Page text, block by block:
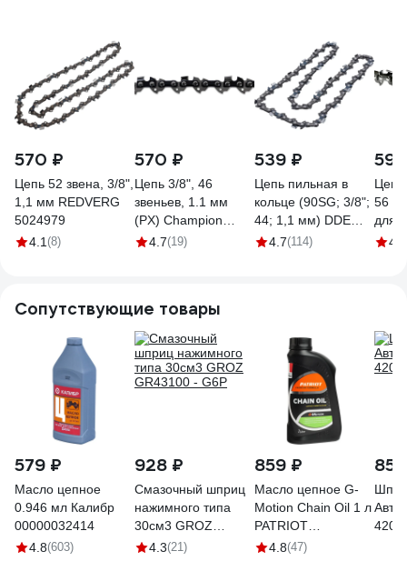
570 ₽
Цепь 52 звена, 3/8",
1,1 мм REDVERG
5024979
4.1 (8)
570 ₽
Цепь 3/8", 46
звеньев, 1.1 мм
(PX) Champion
A043-PX-46E
4.7(19)
539 ₽
Цепь пильная в
кольце (90SG; 3/8";
44; 1,1 мм) DDE
249-235
4.7(114)
56
для
4.5
Сопутствующие товары
579 ₽
Масло цепное
0.946 мл Калибр
00000032414
4.8(603)
928 ₽
Смазочный шприц
нажимного типа
30см3 GROZ
GR43100 - G6P
4.3(21)
859 ₽
Масло цепное G-
Motion Chain Oil 1 л
PATRIOT
850030700
4.8(47)